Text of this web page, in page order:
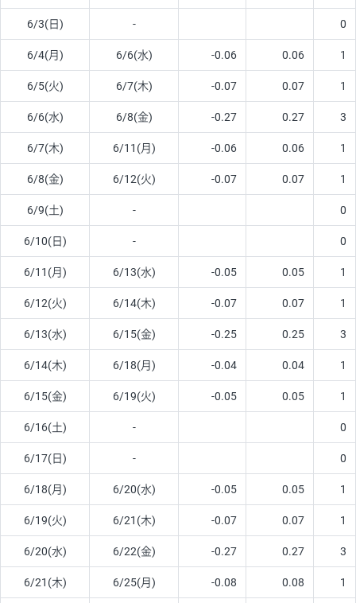
6/3(日) - 0
6/4(月) 6/6(水) -0.06 0.06 1
6/5(火) 6/7(木) -0.07 0.07 1
6/6(水) 6/8(金) -0.27 0.27 3
6/7(木) 6/11(月) -0.06 0.06 1
6/8(金) 6/12(火) -0.07 0.07 1
6/9(土) - 0
6/10(日) - 0
6/11(月) 6/13(水) -0.05 0.05 1
6/12(火) 6/14(木) -0.07 0.07 1
6/13(水) 6/15(金) -0.25 0.25 3
6/14(木) 6/18(月) -0.04 0.04 1
6/15(金) 6/19(火) -0.05 0.05 1
6/16(土) - 0
6/17(日) - 0
6/18(月) 6/20(水) -0.05 0.05 1
6/19(火) 6/21(木) -0.07 0.07 1
6/20(水) 6/22(金) -0.27 0.27 3
6/21(木) 6/25(月) -0.08 0.08 1